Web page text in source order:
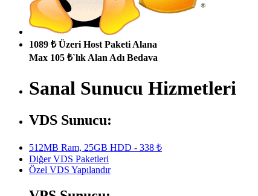
1089 ₺ Üzeri Host Paketi Alana
Max 105 ₺`lık Alan Adı Bedava
Sanal Sunucu Hizmetleri
VDS Sunucu:
512MB Ram, 25GB HDD - 338 ₺
Diğer VDS Paketleri
Özel VDS Yapılandır